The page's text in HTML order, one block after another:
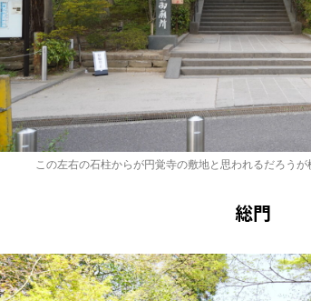
この左右の石柱からが円覚寺の敷地と思われるだろう
総門